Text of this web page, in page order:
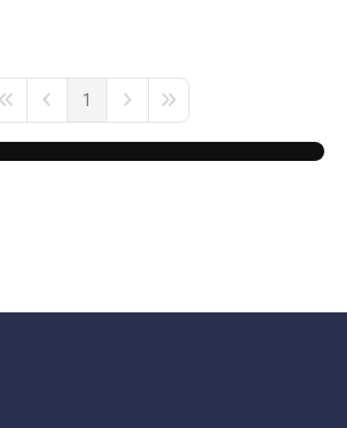
First PagePrevious Page
1
Next PageLast Page